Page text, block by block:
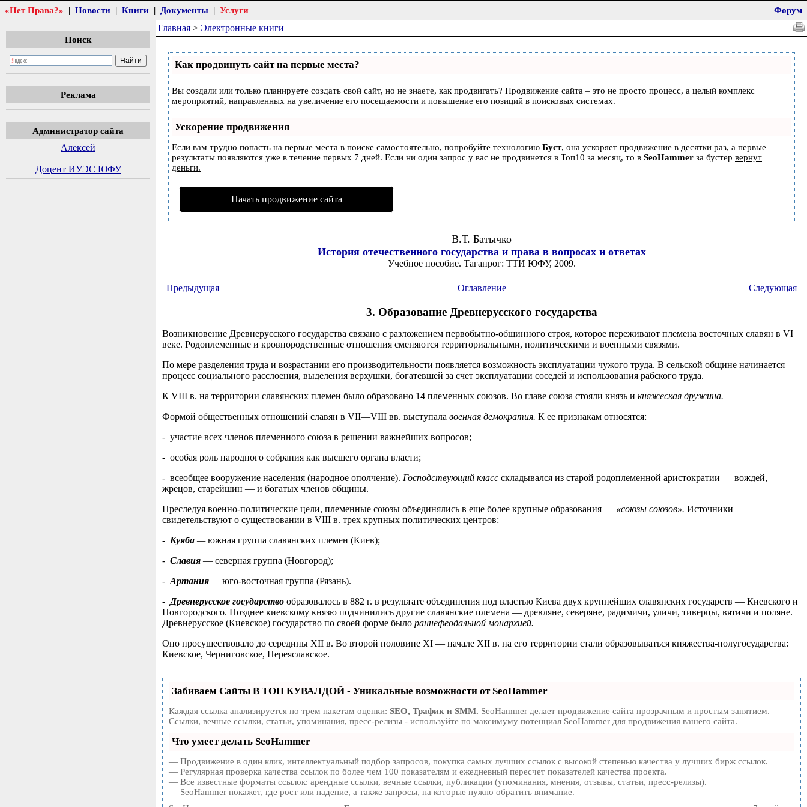
«Нет Права?» | Новости | Книги | Документы | Услуги Форум
Поиск
Реклама
Администратор сайта
Алексей
Доцент ИУЭС ЮФУ
Главная > Электронные книги
Как продвинуть сайт на первые места?
Вы создали или только планируете создать свой сайт, но не знаете, как продвигать? Продвижение сайта – это не просто процесс, а целый комплекс
мероприятий, направленных на увеличение его посещаемости и повышение его позиций в поисковых системах.
Ускорение продвижения
Если вам трудно попасть на первые места в поиске самостоятельно, попробуйте технологию Буст, она ускоряет продвижение в десятки раз, а первые
результаты появляются уже в течение первых 7 дней. Если ни один запрос у вас не продвинется в Топ10 за месяц, то в SeoHammer за бустер вернут
деньги.
Начать продвижение сайта
В.Т. Батычко
История отечественного государства и права в вопросах и ответах
Учебное пособие. Таганрог: ТТИ ЮФУ, 2009.
Предыдущая Оглавление Следующая
3. Образование Древнерусского государства
Возникновение Древнерусского государства связано с разложением первобытно-общинного строя, которое переживают племена восточных славян в VI
веке. Родоплеменные и кровнородственные отношения сменяются территориальными, политическими и военными связями.
По мере разделения труда и возрастании его производительности появляется возможность эксплуатации чужого труда. В сельской общине начинается
процесс социального расслоения, выделения верхушки, богатевшей за счет эксплуатации соседей и использования рабского труда.
К VIII в. на территории славянских племен было образовано 14 племенных союзов. Во главе союза стояли князь и княжеская дружина.
Формой общественных отношений славян в VII—VIII вв. выступала военная демократия. К ее признакам относятся:
- участие всех членов племенного союза в решении важнейших вопросов;
- особая роль народного собрания как высшего органа власти;
- всеобщее вооружение населения (народное ополчение). Господствующий класс складывался из старой родоплеменной аристократии — вождей,
жрецов, старейшин — и богатых членов общины.
Преследуя военно-политические цели, племенные союзы объединялись в еще более крупные образования — «союзы союзов». Источники
свидетельствуют о существовании в VIII в. трех крупных политических центров:
- Куяба —южная группа славянских племен (Киев);
- Славия — северная группа (Новгород);
- Артания —юго-восточная группа (Рязань).
- Древнерусское государство образовалось в 882 г. в результате объединения под властью Киева двух крупнейших славянских государств — Киевского и
Новгородского. Позднее киевскому князю подчинились другие славянские племена — древляне, северяне, радимичи, уличи, тиверцы, вятичи и поляне.
Древнерусское (Киевское) государство по своей форме было раннефеодальной монархией.
Оно просуществовало до середины XII в. Во второй половине XI — начале XII в. на его территории стали образовываться княжества-полугосударства:
Киевское, Черниговское, Переяславское.
Забиваем Сайты В ТОП КУВАЛДОЙ - Уникальные возможности от SeoHammer
Каждая ссылка анализируется по трем пакетам оценки: SEO, Трафик и SMM. SeoHammer делает продвижение сайта прозрачным и простым занятием.
Ссылки, вечные ссылки, статьи, упоминания, пресс-релизы - используйте по максимуму потенциал SeoHammer для продвижения вашего сайта.
Что умеет делать SeoHammer
— Продвижение в один клик, интеллектуальный подбор запросов, покупка самых лучших ссылок с высокой степенью качества у лучших бирж ссылок.
— Регулярная проверка качества ссылок по более чем 100 показателям и ежедневный пересчет показателей качества проекта.
— Все известные форматы ссылок: арендные ссылки, вечные ссылки, публикации (упоминания, мнения, отзывы, статьи, пресс-релизы).
— SeoHammer покажет, где рост или падение, а также запросы, на которые нужно обратить внимание.